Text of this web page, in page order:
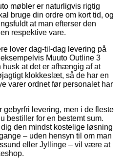
møbler er naturligvis rigtig
bruge din ordre om kort tid, og
at man efterser den
respektive vare.
lover dag-til-dag levering på
Muuto Outline 3
husk at det er afhængig af at
klokkeslæt, så de har en
varer ordnet før personalet har
gebyrfri levering, men i de fleste
bestiller for en bestemt sum.
den mindst kostelige løsning
– uden hensyn til om man
eller Jyllinge – vil være at